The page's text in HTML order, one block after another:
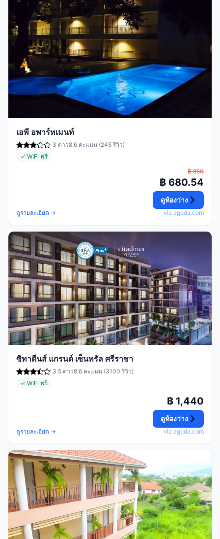
เอพี อพาร์ทเมนท์
3 ดาว8.6 คะแนน (245 รีวิว)
✓ WiFi ฟรี
ดูรายละเอียด →
฿ 850
฿ 680.54
ดูห้องว่าง
via agoda.com
ซิทาดีนส์ แกรนด์ เซ็นทรัล ศรีราชา
3.5 ดาว8.6 คะแนน (3100 รีวิว)
✓ WiFi ฟรี
ดูรายละเอียด →
฿ 1,440
ดูห้องว่าง
via agoda.com